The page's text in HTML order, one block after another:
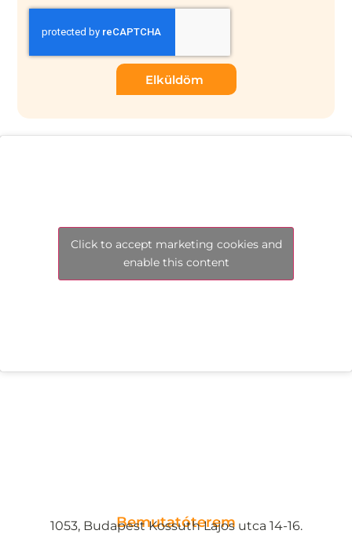
Elküldöm
Click to accept marketing cookies and
enable this content
Bemutatóterem
1053, Budapest Kossuth Lajos utca 14-16.